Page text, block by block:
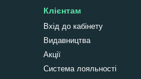
Клієнтам
Вхід до кабінету
Видавництва
Акції
Система лояльності